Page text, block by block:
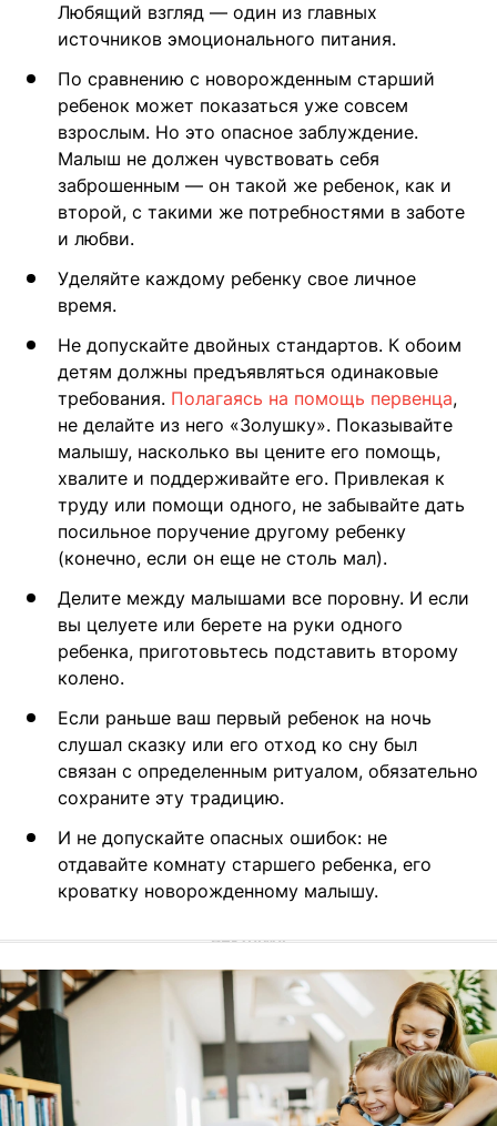
Любящий взгляд — один из главных
источников эмоционального питания.
По сравнению с новорожденным старший
ребенок может показаться уже совсем
взрослым. Но это опасное заблуждение.
Малыш не должен чувствовать себя
заброшенным — он такой же ребенок, как и
второй, с такими же потребностями в заботе
и любви.
Уделяйте каждому ребенку свое личное
время.
Не допускайте двойных стандартов. К обоим
детям должны предъявляться одинаковые
требования. Полагаясь на помощь первенца,
не делайте из него «Золушку». Показывайте
малышу, насколько вы цените его помощь,
хвалите и поддерживайте его. Привлекая к
труду или помощи одного, не забывайте дать
посильное поручение другому ребенку
(конечно, если он еще не столь мал).
Делите между малышами все поровну. И если
вы целуете или берете на руки одного
ребенка, приготовьтесь подставить второму
колено.
Если раньше ваш первый ребенок на ночь
слушал сказку или его отход ко сну был
связан с определенным ритуалом, обязательно
сохраните эту традицию.
И не допускайте опасных ошибок: не
отдавайте комнату старшего ребенка, его
кроватку новорожденному малышу.